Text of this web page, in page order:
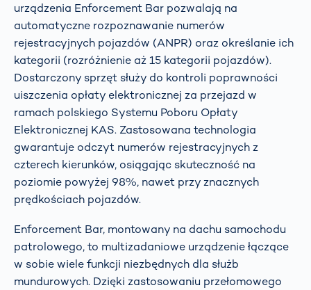
urządzenia Enforcement Bar pozwalają na
automatyczne rozpoznawanie numerów
rejestracyjnych pojazdów (ANPR) oraz określanie ich
kategorii (rozróżnienie aż 15 kategorii pojazdów).
Dostarczony sprzęt służy do kontroli poprawności
uiszczenia opłaty elektronicznej za przejazd w
ramach polskiego Systemu Poboru Opłaty
Elektronicznej KAS. Zastosowana technologia
gwarantuje odczyt numerów rejestracyjnych z
czterech kierunków, osiągając skuteczność na
poziomie powyżej 98%, nawet przy znacznych
prędkościach pojazdów.
Enforcement Bar, montowany na dachu samochodu
patrolowego, to multizadaniowe urządzenie łączące
w sobie wiele funkcji niezbędnych dla służb
mundurowych. Dzięki zastosowaniu przełomowego